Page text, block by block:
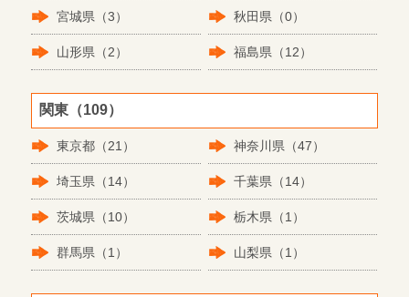
宮城県（3） 秋田県（0）
山形県（2） 福島県（12）
関東（109）
東京都（21） 神奈川県（47）
埼玉県（14） 千葉県（14）
茨城県（10） 栃木県（1）
群馬県（1） 山梨県（1）